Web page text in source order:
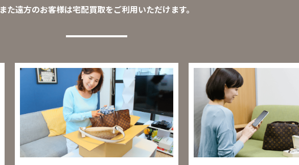
また遠方のお客様は宅配買取をご利用いただけます。